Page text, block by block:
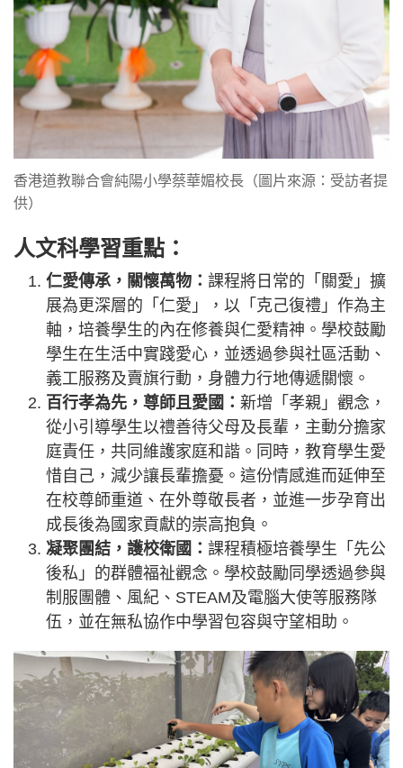
香港道教聯合會純陽小學蔡華媚校長（圖片來源：受訪者提
供）
人文科學習重點：
仁愛傳承，關懷萬物： 課程將日常的「關愛」擴
展為更深層的「仁愛」，以「克己復禮」作為主
軸，培養學生的內在修養與仁愛精神。學校鼓勵
學生在生活中實踐愛心，並透過參與社區活動、
義工服務及賣旗行動，身體力行地傳遞關懷。
百行孝為先，尊師且愛國： 新增「孝親」觀念，
從小引導學生以禮善待父母及長輩，主動分擔家
庭責任，共同維護家庭和諧。同時，教育學生愛
惜自己，減少讓長輩擔憂。這份情感進而延伸至
在校尊師重道、在外尊敬長者，並進一步孕育出
成長後為國家貢獻的崇高抱負。
凝聚團結，護校衛國： 課程積極培養學生「先公
後私」的群體福祉觀念。學校鼓勵同學透過參與
制服團體、風紀、STEAM及電腦大使等服務隊
伍，並在無私協作中學習包容與守望相助。